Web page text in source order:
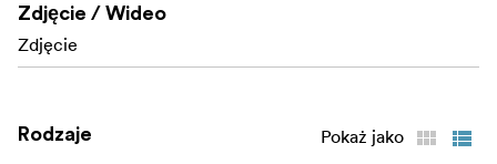
Powłoka: Szerokopasmowa wielopowłokowa
antyrefleksyjna
Zdjęcie / Wideo
Zdjęcie
Rodzaje Pokaż jako